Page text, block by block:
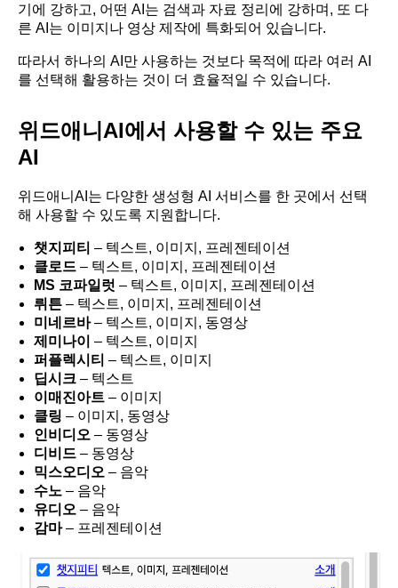
기에 강하고, 어떤 AI는 검색과 자료 정리에 강하며, 또 다
른 AI는 이미지나 영상 제작에 특화되어 있습니다.
따라서 하나의 AI만 사용하는 것보다 목적에 따라 여러 AI
를 선택해 활용하는 것이 더 효율적일 수 있습니다.
위드애니AI에서 사용할 수 있는 주요
AI
위드애니AI는 다양한 생성형 AI 서비스를 한 곳에서 선택
해 사용할 수 있도록 지원합니다.
챗지피티 – 텍스트, 이미지, 프레젠테이션
클로드 – 텍스트, 이미지, 프레젠테이션
MS 코파일럿 – 텍스트, 이미지, 프레젠테이션
뤼튼 – 텍스트, 이미지, 프레젠테이션
미네르바– 텍스트, 이미지, 동영상
제미나이 – 텍스트, 이미지
퍼플렉시티 – 텍스트, 이미지
딥시크 – 텍스트
이매진아트 – 이미지
클링 – 이미지, 동영상
인비디오 – 동영상
디비드 – 동영상
믹스오디오 – 음악
수노 – 음악
유디오 – 음악
감마– 프레젠테이션